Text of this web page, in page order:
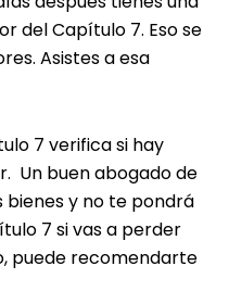
del Capítulo 7. Eso se
Asistes a esa
7 verifica si hay
Un buen abogado de
y no te pondrá
7 si vas a perder
puede recomendarte